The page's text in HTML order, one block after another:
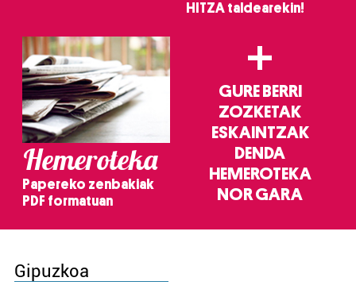
HITZA taldearekin!
Hemeroteka
Papereko zenbakiak
PDF formatuan
+
GURE BERRI
ZOZKETAK
ESKAINTZAK
DENDA
HEMEROTEKA
NOR GARA
Gipuzkoa